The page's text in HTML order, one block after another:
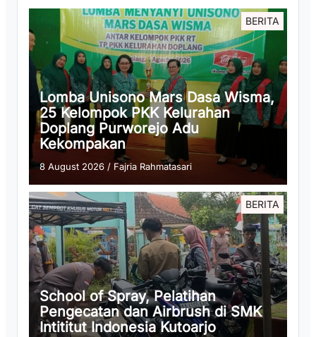
BERITA
Lomba Unisono Mars Dasa Wisma,
25 Kelompok PKK Kelurahan
Doplang Purworejo Adu
Kekompakan
8 August 2026 / Fajria Rahmatasari
BERITA
School of Spray, Pelatihan
Pengecatan dan Airbrush di SMK
Intititut Indonesia Kutoarjo